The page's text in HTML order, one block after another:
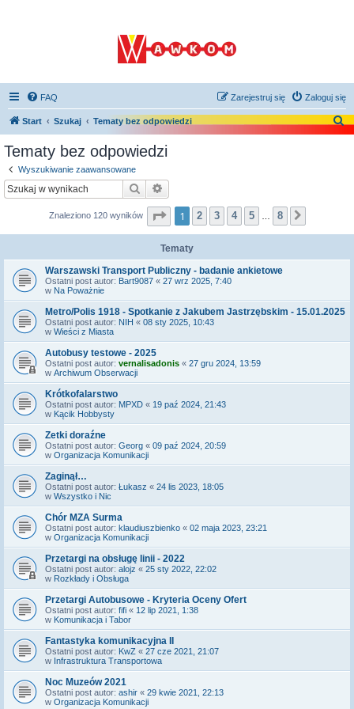
FAQ Zaloguj się
Zarejestruj się
Start Szukaj Tematy bez odpowiedzi
Tematy bez odpowiedzi
Wyszukiwanie zaawansowane
Szukaj
Znaleziono 120 wyników Strona1 z8
1 2 3 4 5 8
Tematy
Warszawski Transport Publiczny - badanie ankietowe
Ostatni post autor: Bart9087 « 27 wrz 2025, 7:40
w Na Poważnie
Metro/Polis 1918 - Spotkanie z Jakubem Jastrzębskim - 15.01.2025
Ostatni post autor: NIH « 08 sty 2025, 10:43
w Wieści z Miasta
Autobusy testowe - 2025
Ostatni post autor: vernalisadonis « 27 gru 2024, 13:59
w Archiwum Obserwacji
Krótkofalarstwo
Ostatni post autor: MPXD « 19 paź 2024, 21:43
w Kącik Hobbysty
Zetki doraźne
Ostatni post autor: Georg « 09 paź 2024, 20:59
w Organizacja Komunikacji
Zaginął…
Ostatni post autor: Łukasz « 24 lis 2023, 18:05
w Wszystko i Nic
Chór MZA Surma
Ostatni post autor: klaudiuszbienko « 02 maja 2023, 23:21
w Organizacja Komunikacji
Przetargi na obsługę linii - 2022
Ostatni post autor: alojz « 25 sty 2022, 22:02
w Rozkłady i Obsługa
Przetargi Autobusowe - Kryteria Oceny Ofert
Ostatni post autor: fifi « 12 lip 2021, 1:38
w Komunikacja i Tabor
Fantastyka komunikacyjna II
Ostatni post autor: KwZ « 27 cze 2021, 21:07
w Infrastruktura Transportowa
Noc Muzeów 2021
Ostatni post autor: ashir « 29 kwie 2021, 22:13
w Organizacja Komunikacji